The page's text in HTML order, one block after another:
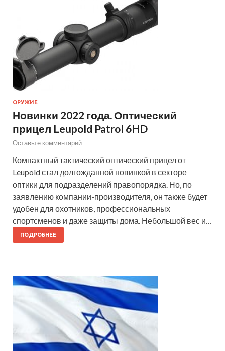
ОРУЖИЕ
Новинки 2022 года. Оптический
прицел Leupold Patrol 6HD
Оставьте комментарий
Компактный тактический оптический прицел от
Leupold стал долгожданной новинкой в секторе
оптики для подразделений правопорядка. Но, по
заявлению компании-производителя, он также будет
удобен для охотников, профессиональных
спортсменов и даже защиты дома. Небольшой вес и…
ПОДРОБНЕЕ